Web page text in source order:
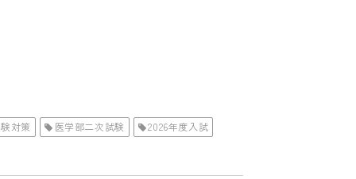
対策 医学部二次試験 2026年度入試